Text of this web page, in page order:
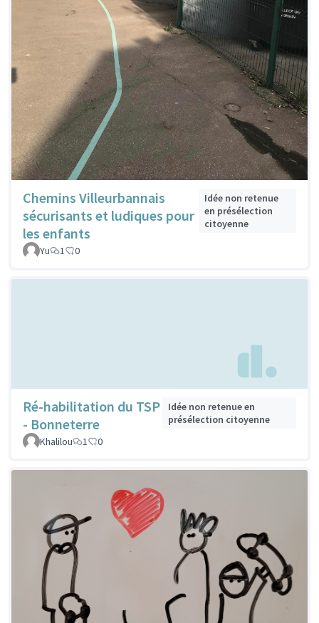
Chemins Villeurbannais
sécurisants et ludiques pour
les enfants
Idée non retenue
en présélection
citoyenne
Yu 1 0
Ré-habilitation du TSP
- Bonneterre
Idée non retenue en
présélection citoyenne
Khalilou
1 0